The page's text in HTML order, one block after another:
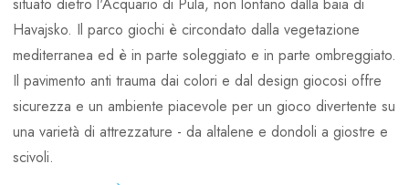
situato dietro l'Acquario di Pula, non lontano dalla baia di
Havajsko. Il parco giochi è circondato dalla vegetazione
mediterranea ed è in parte soleggiato e in parte ombreggiato.
Il pavimento anti trauma dai colori e dal design giocosi offre
sicurezza e un ambiente piacevole per un gioco divertente su
una varietà di attrezzature - da altalene e dondoli a giostre e
scivoli.